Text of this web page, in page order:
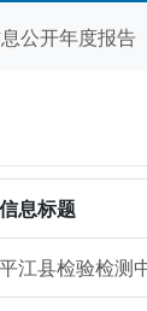
公开年度报告
信息标题
平江县检验检测